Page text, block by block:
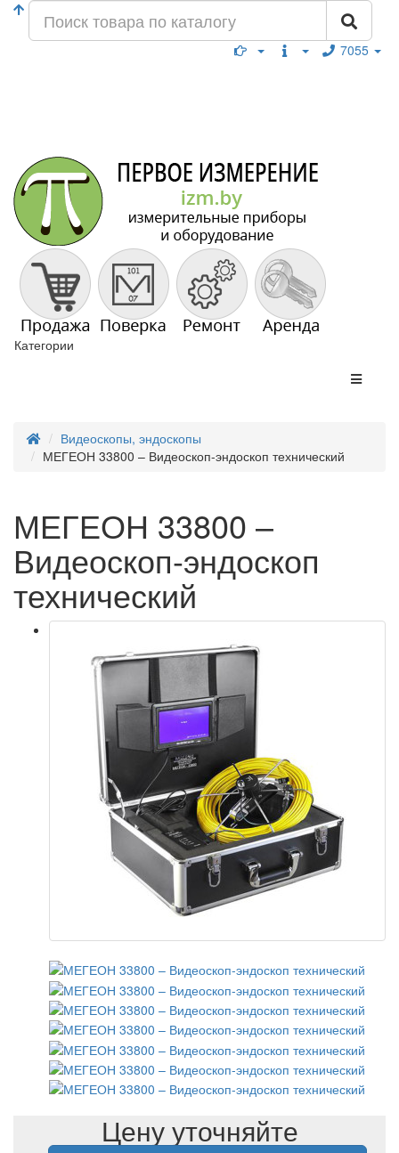
7055
Категории
Видеоскопы, эндоскопы
МЕГЕОН 33800 – Видеоскоп-эндоскоп технический
МЕГЕОН 33800 –
Видеоскоп-эндоскоп
технический
Цену уточняйте